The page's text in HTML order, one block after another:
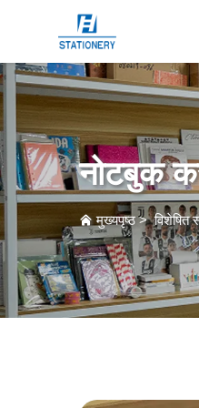
नोटबुक
मुख्यपृष्ठ>विशेषित